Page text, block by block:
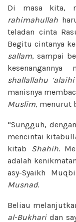
Di masa kita,
rahimahullah
teladan cinta
Begitu cintanya
sallam, sampai
kesenangannya
shallallahu
manisnya
Muslim, menurut
“Sungguh,
mencintai
kitab Shahih.
adalah
asy-Syaikh
Musnad.
Beliau
al-Bukhari dan